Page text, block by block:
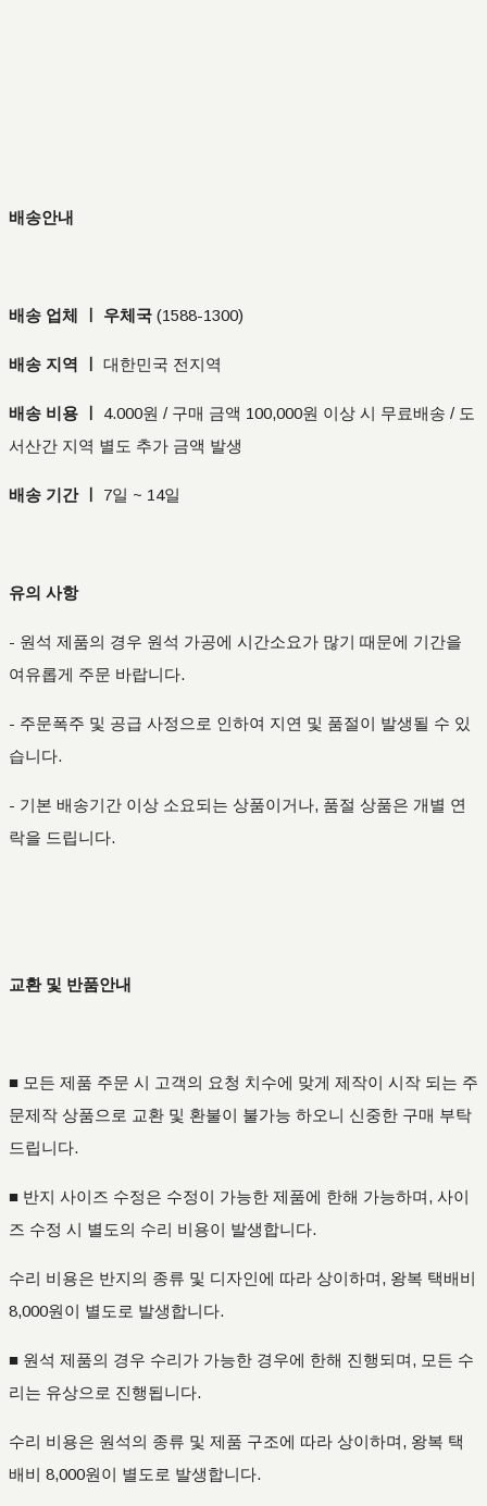
배송안내
배송 업체 ㅣ 우체국 (1588-1300)
배송 지역 ㅣ 대한민국 전지역
배송 비용 ㅣ
4.000원 / 구매 금액 100,000원 이상 시 무료배송 / 도
서산간 지역 별도 추가 금액 발생
배송 기간 ㅣ 7일 ~ 14일
유의 사항
- 원석 제품의 경우 원석 가공에 시간소요가 많기 때문에 기간을
여유롭게 주문 바랍니다.
- 주문폭주 및 공급 사정으로 인하여 지연 및 품절이 발생될 수 있
습니다.
- 기본 배송기간 이상 소요되는 상품이거나, 품절 상품은 개별 연
락을 드립니다.
교환 및 반품안내
■ 모든 제품 주문 시 고객의 요청 치수에 맞게 제작이 시작 되는 주
문제작 상품으로 교환 및 환불이 불가능 하오니 신중한 구매 부탁
드립니다.
■ 반지 사이즈 수정은 수정이 가능한 제품에 한해 가능하며, 사이
즈 수정 시 별도의 수리 비용이 발생합니다.
수리 비용은 반지의 종류 및 디자인에 따라 상이하며, 왕복 택배비
8,000원이 별도로 발생합니다.
■ 원석 제품의 경우 수리가 가능한 경우에 한해 진행되며, 모든 수
리는 유상으로 진행됩니다.
수리 비용은 원석의 종류 및 제품 구조에 따라 상이하며, 왕복 택
배비 8,000원이 별도로 발생합니다.